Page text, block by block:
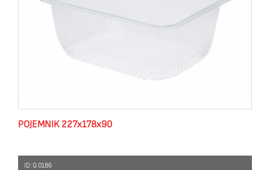
POJEMNIK 227x178x90
ID: G 0186